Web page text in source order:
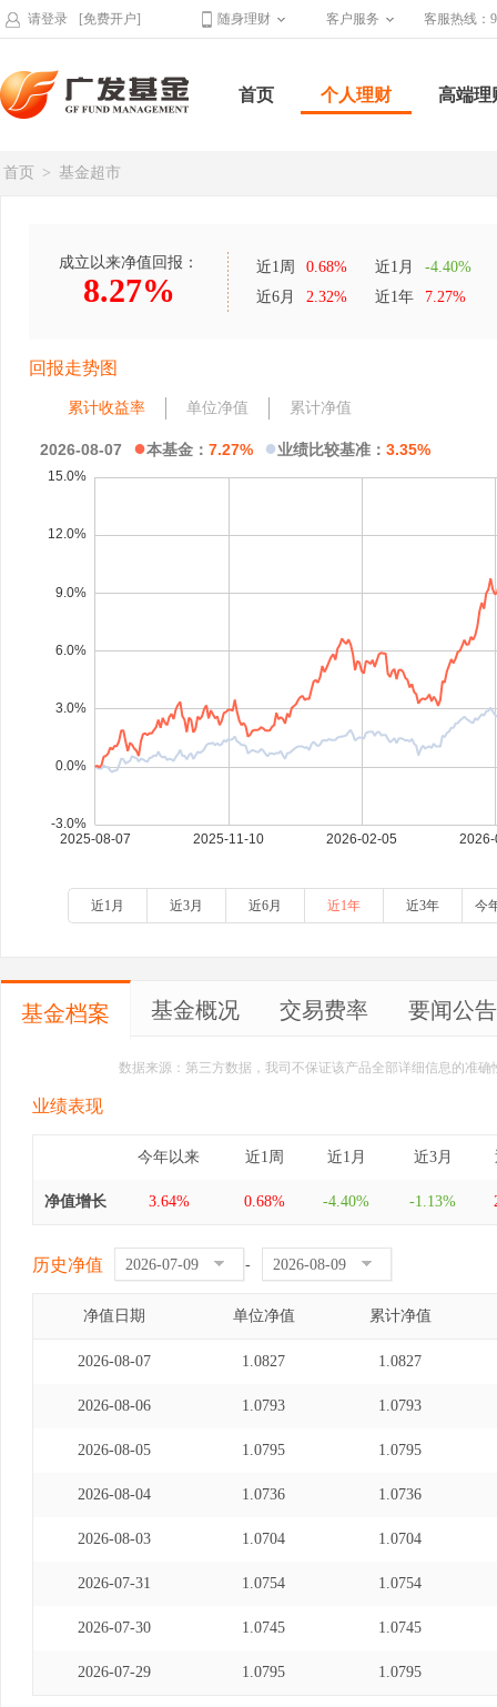
请登录 [免费开户] 随身理财 客户服务 客服热线：
首页 个人理财 高端理
首页 > 基金超市
成立以来净值回报：
8.27%
近1周 0.68% 近1月
-4.40%
近6月
2.32% 近1年 7.27%
回报走势图
累计收益率 单位净值 累计净值
2026-08-07 ●本基金： 7.27% ●业绩比较基准： 3.35%
近1月 近3月 近6月 近1年 近3年 今
基金档案 基金概况 交易费率 要闻公告
数据来源：第三方数据，我司不保证该产品全部详细信息的准
业绩表现
今年以来 近1周 近1月 近3月
净值增长 3.64% 0.68% -4.40% -1.13%
历史净值 -
净值日期 单位净值 累计净值
2026-08-07 1.0827 1.0827
2026-08-06 1.0793 1.0793
2026-08-05 1.0795 1.0795
2026-08-04 1.0736 1.0736
2026-08-03 1.0704 1.0704
2026-07-31 1.0754 1.0754
2026-07-30 1.0745 1.0745
2026-07-29 1.0795 1.0795